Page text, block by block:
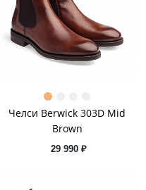
Челси Berwick 303D Mid
Brown
29 990 ₽